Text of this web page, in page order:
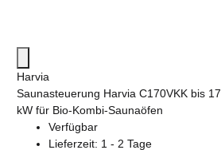
Harvia
Saunasteuerung Harvia C170VKK bis 17
kW für Bio-Kombi-Saunaöfen
Verfügbar
Lieferzeit: 1 - 2 Tage